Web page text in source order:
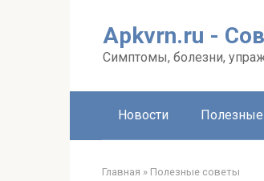
Apkvrn.ru -
Симптомы, болезни,
Новости
Главная » Полезные советы